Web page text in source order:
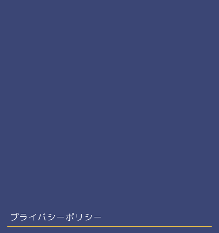
プライバシーポリシー